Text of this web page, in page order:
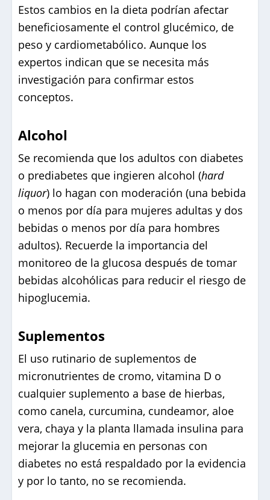
Estos cambios en la dieta podrían afectar
beneficiosamente el control glucémico, de
peso y cardiometabólico. Aunque los
expertos indican que se necesita más
investigación para confirmar estos
conceptos.
Alcohol
Se recomienda que los adultos con diabetes
o prediabetes que ingieren alcohol (hard
liquor) lo hagan con moderación (una bebida
o menos por día para mujeres adultas y dos
bebidas o menos por día para hombres
adultos). Recuerde la importancia del
monitoreo de la glucosa después de tomar
bebidas alcohólicas para reducir el riesgo de
hipoglucemia.
Suplementos
El uso rutinario de suplementos de
micronutrientes de cromo, vitamina D o
cualquier suplemento a base de hierbas,
como canela, curcumina, cundeamor, aloe
vera, chaya y la planta llamada insulina para
mejorar la glucemia en personas con
diabetes no está respaldado por la evidencia
y por lo tanto, no se recomienda.